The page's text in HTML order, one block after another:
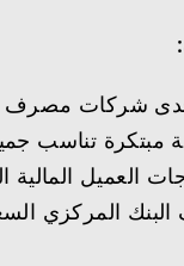
شركات مصرف
مبتكرة تناسب
العميل
البنك المركزي